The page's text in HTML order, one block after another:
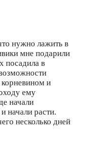
нужно лажить в
мне подарили
посадила в
корневином и
ему
начали
начали расти.
несколько дней